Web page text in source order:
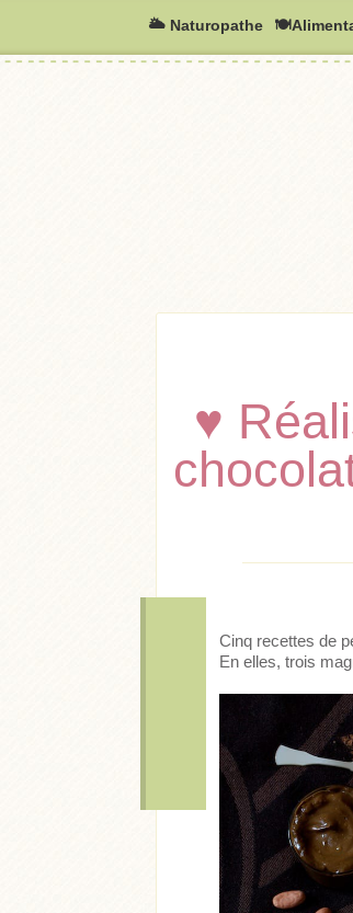
🌥️ Naturopathe
♥
Cinq recettes de
En elles, trois